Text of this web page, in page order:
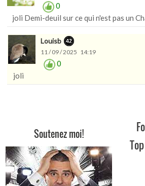
0
joli Demi-deuil sur ce qui n'est pas un
Louisb
11 / 09 / 2025 14:19
0
joli
Soutenez moi!